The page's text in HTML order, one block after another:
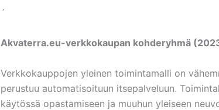
´
Akvaterra.eu-verkkokaupan kohderyhmä
Verkkokauppojen yleinen toimintamalli on
perustuu automatisoituun itsepalveluun.
käytössä opastamiseen ja muuhun yleiseen